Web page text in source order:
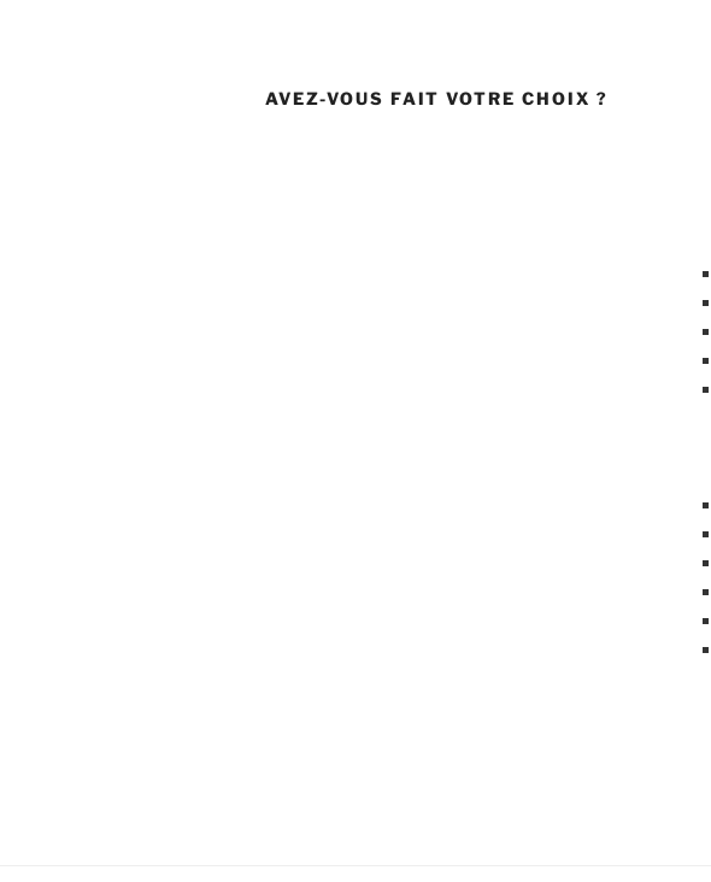
AVEZ-VOUS FAIT VOTRE CHOIX ?